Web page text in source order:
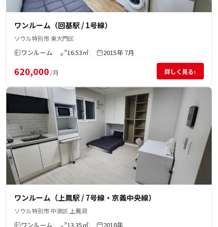
ワンルーム（回基駅 / 1号線）
ソウル特別市 東大門区
ワンルーム 16.53㎡ 2015年 7月
620,000 /月 詳しく見る›
ワンルーム（上鳳駅 / 7号線・京義中央線）
ソウル特別市 中浪区 上鳳洞
ワンルーム 13.35㎡ 2018年